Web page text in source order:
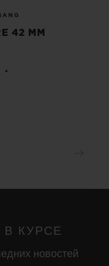
42 MM
•
КУРСЕ
новостей